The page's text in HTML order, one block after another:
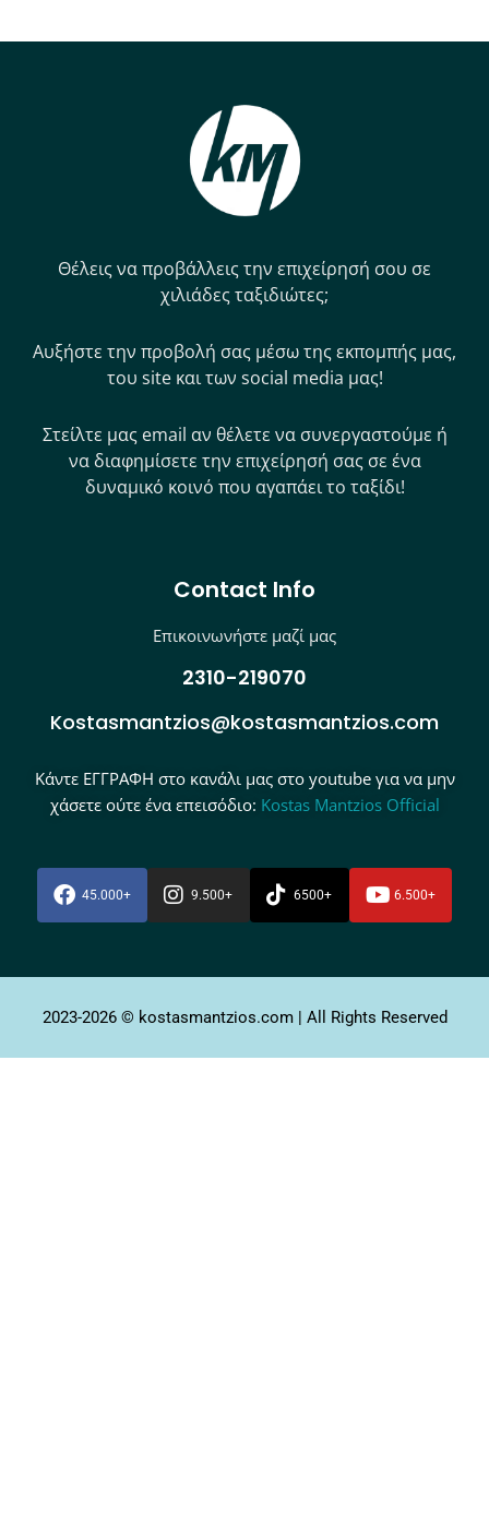
Θέλεις να προβάλλεις την επιχείρησή σου σε
χιλιάδες ταξιδιώτες;
Αυξήστε την προβολή σας μέσω της εκπομπής μας,
του site και των social media μας!
Στείλτε μας email αν θέλετε να συνεργαστούμε ή
να διαφημίσετε την επιχείρησή σας σε ένα
δυναμικό κοινό που αγαπάει το ταξίδι!
Contact Info
Επικοινωνήστε μαζί μας
2310-219070
Kostasmantzios@kostasmantzios.com
Κάντε ΕΓΓΡΑΦΗ στο κανάλι μας στο youtube για να μην
χάσετε ούτε ένα επεισόδιο: Kostas Mantzios Official
45.000+ 9.500+ 6500+ 6.500+
2023-2026 © kostasmantzios.com | All Rights Reserved